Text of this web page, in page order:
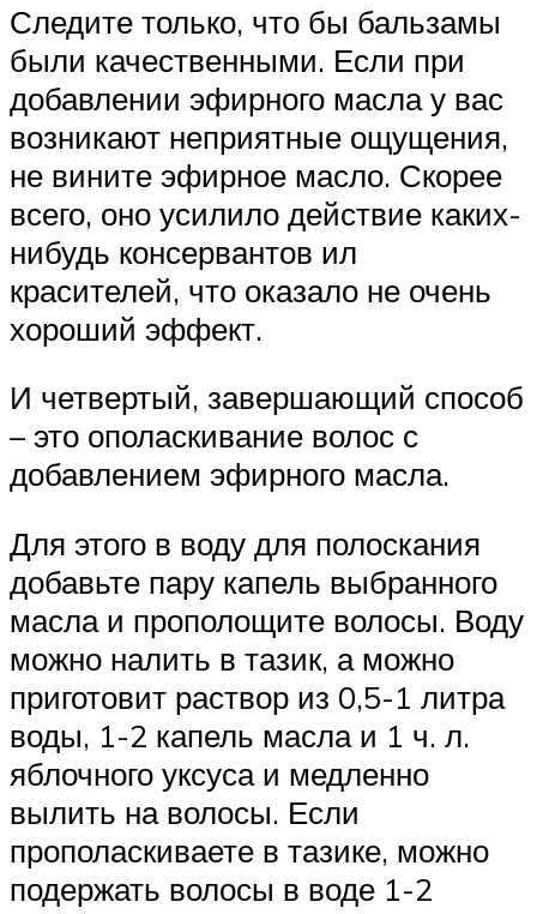
Следите только, что бы бальзамы
были качественными. Если при
добавлении эфирного масла у вас
возникают неприятные ощущения,
не вините эфирное масло. Скорее
всего, оно усилило действие каких-
нибудь консервантов ил
красителей, что оказало не очень
хороший эффект.
И четвертый, завершающий способ
– это ополаскивание волос с
добавлением эфирного масла.
Для этого в воду для полоскания
добавьте пару капель выбранного
масла и прополощите волосы. Воду
можно налить в тазик, а можно
приготовит раствор из 0,5-1 литра
воды, 1-2 капель масла и 1 ч. л.
яблочного уксуса и медленно
вылить на волосы. Если
прополаскиваете в тазике, можно
подержать волосы в воде 1-2